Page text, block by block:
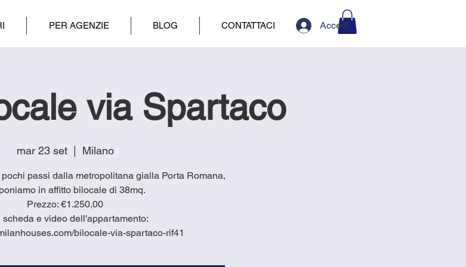
PER AGENZIE BLOG CONTATTACI Accedi
via Spartaco
mar 23 set
  |
Milano
passi dalla metropolitana gialla Porta Romana,
in affitto bilocale di 38mq.
Prezzo: €1.250,00
scheda e video dell'appartamento:
bilocale-via-spartaco-rif41